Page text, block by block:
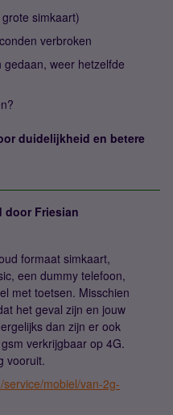
simkaart)
verbroken
weer hetzelfde
duidelijkheid en betere
door Friesian
formaat simkaart,
een dummy telefoon,
met toetsen. Misschien
het geval zijn en jouw
dan zijn er ook
verkrijgbaar op 4G.
vooruit.
mobiel/van-2g-